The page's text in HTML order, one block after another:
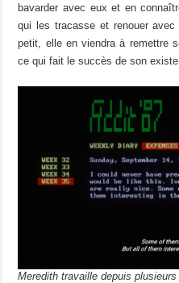
bavarder avec eux et en
qui les tracasse et renouer
petit, elle en viendra à remettre
ce qui fait le succès de son
Meredith travaille depuis plusieurs